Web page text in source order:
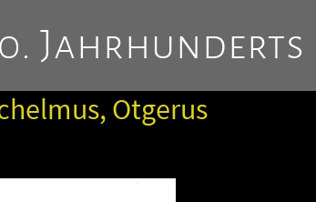
Jahrhunderts
Otgerus